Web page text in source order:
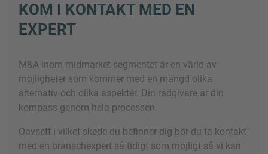
KOM I KONTAKT MED EN
EXPERT
M&A inom midmarket-segmentet är en värld av
möjligheter som kommer med en mängd olika
alternativ och olika aspekter. Din rådgivare är din
kompass genom hela processen.
Oavsett i vilket skede du befinner dig bör du ta kontakt
med en branschexpert så tidigt som möjligt så vi kan